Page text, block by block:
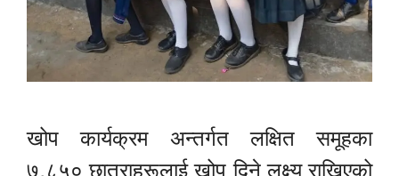
खोप कार्यक्रम अन्तर्गत लक्षित समूहका
७,८५० छात्राहरूलाई खोप दिने लक्ष्य राखिएको